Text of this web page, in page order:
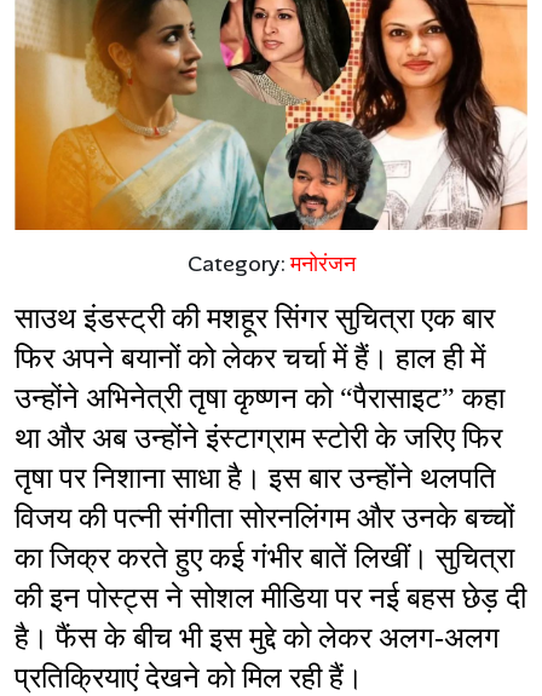
Category:मनोरंजन
साउथ इंडस्ट्री की मशहूर सिंगर सुचित्रा एक बार
फिर अपने बयानों को लेकर चर्चा में हैं। हाल ही में
उन्होंने अभिनेत्री तृषा कृष्णन को “पैरासाइट” कहा
था और अब उन्होंने इंस्टाग्राम स्टोरी के जरिए फिर
तृषा पर निशाना साधा है। इस बार उन्होंने थलपति
विजय की पत्नी संगीता सोरनलिंगम और उनके बच्चों
का जिक्र करते हुए कई गंभीर बातें लिखीं। सुचित्रा
की इन पोस्ट्स ने सोशल मीडिया पर नई बहस छेड़ दी
है। फैंस के बीच भी इस मुद्दे को लेकर अलग-अलग
प्रतिक्रियाएं देखने को मिल रही हैं।